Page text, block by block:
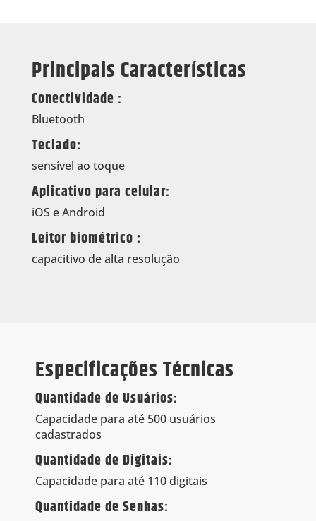
Principais Características
Conectividade :
Bluetooth
Teclado:
sensível ao toque
Aplicativo para celular:
iOS e Android
Leitor biométrico :
capacitivo de alta resolução
Especificações Técnicas
Quantidade de Usuários:
Capacidade para até 500 usuários
cadastrados
Quantidade de Digitais:
Capacidade para até 110 digitais
Quantidade de Senhas: